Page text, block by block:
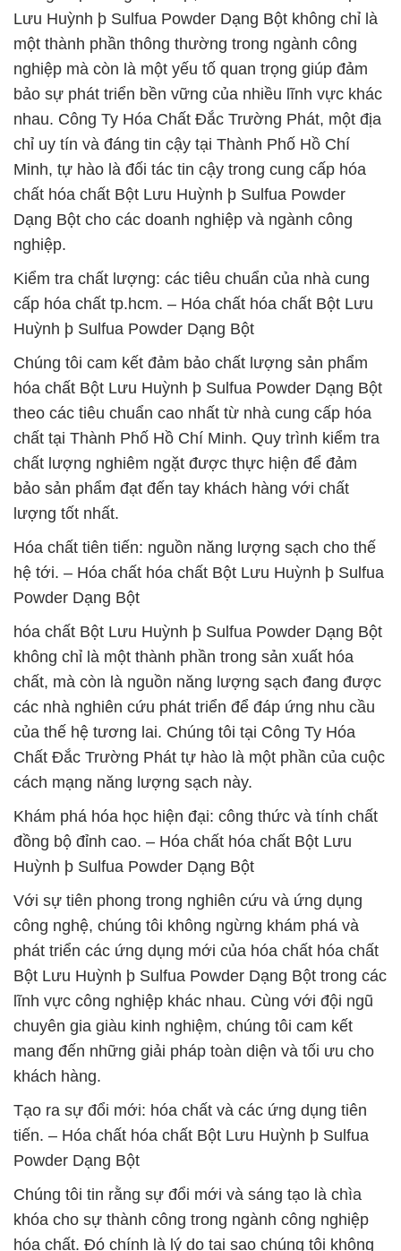
Lưu Huỳnh þ Sulfua Powder Dạng Bột không chỉ là
một thành phần thông thường trong ngành công
nghiệp mà còn là một yếu tố quan trọng giúp đảm
bảo sự phát triển bền vững của nhiều lĩnh vực khác
nhau. Công Ty Hóa Chất Đắc Trường Phát, một địa
chỉ uy tín và đáng tin cậy tại Thành Phố Hồ Chí
Minh, tự hào là đối tác tin cậy trong cung cấp hóa
chất hóa chất Bột Lưu Huỳnh þ Sulfua Powder
Dạng Bột cho các doanh nghiệp và ngành công
nghiệp.
Kiểm tra chất lượng: các tiêu chuẩn của nhà cung
cấp hóa chất tp.hcm. – Hóa chất hóa chất Bột Lưu
Huỳnh þ Sulfua Powder Dạng Bột
Chúng tôi cam kết đảm bảo chất lượng sản phẩm
hóa chất Bột Lưu Huỳnh þ Sulfua Powder Dạng Bột
theo các tiêu chuẩn cao nhất từ nhà cung cấp hóa
chất tại Thành Phố Hồ Chí Minh. Quy trình kiểm tra
chất lượng nghiêm ngặt được thực hiện để đảm
bảo sản phẩm đạt đến tay khách hàng với chất
lượng tốt nhất.
Hóa chất tiên tiến: nguồn năng lượng sạch cho thế
hệ tới. – Hóa chất hóa chất Bột Lưu Huỳnh þ Sulfua
Powder Dạng Bột
hóa chất Bột Lưu Huỳnh þ Sulfua Powder Dạng Bột
không chỉ là một thành phần trong sản xuất hóa
chất, mà còn là nguồn năng lượng sạch đang được
các nhà nghiên cứu phát triển để đáp ứng nhu cầu
của thế hệ tương lai. Chúng tôi tại Công Ty Hóa
Chất Đắc Trường Phát tự hào là một phần của cuộc
cách mạng năng lượng sạch này.
Khám phá hóa học hiện đại: công thức và tính chất
đồng bộ đỉnh cao. – Hóa chất hóa chất Bột Lưu
Huỳnh þ Sulfua Powder Dạng Bột
Với sự tiên phong trong nghiên cứu và ứng dụng
công nghệ, chúng tôi không ngừng khám phá và
phát triển các ứng dụng mới của hóa chất hóa chất
Bột Lưu Huỳnh þ Sulfua Powder Dạng Bột trong các
lĩnh vực công nghiệp khác nhau. Cùng với đội ngũ
chuyên gia giàu kinh nghiệm, chúng tôi cam kết
mang đến những giải pháp toàn diện và tối ưu cho
khách hàng.
Tạo ra sự đổi mới: hóa chất và các ứng dụng tiên
tiến. – Hóa chất hóa chất Bột Lưu Huỳnh þ Sulfua
Powder Dạng Bột
Chúng tôi tin rằng sự đổi mới và sáng tạo là chìa
khóa cho sự thành công trong ngành công nghiệp
hóa chất. Đó chính là lý do tại sao chúng tôi không